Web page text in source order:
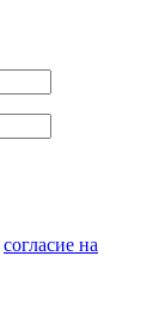
согласие на